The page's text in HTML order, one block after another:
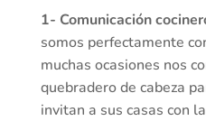
1- Comunicación
somos perfectamente
muchas ocasiones nos
quebradero de cabeza
invitan a sus casas con